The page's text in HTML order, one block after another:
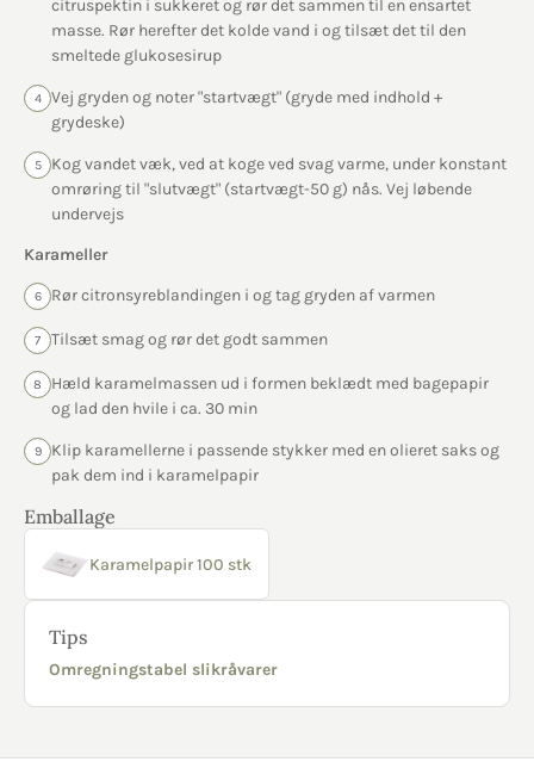
citruspektin i sukkeret og rør det sammen til en ensartet
masse. Rør herefter det kolde vand i og tilsæt det til den
smeltede glukosesirup
4
Vej gryden og noter "startvægt" (gryde med indhold +
grydeske)
5
Kog vandet væk, ved at koge ved svag varme, under konstant
omrøring til "slutvægt" (startvægt-50 g) nås. Vej løbende
undervejs
Karameller
6 Rør citronsyreblandingen i og tag gryden af varmen
7 Tilsæt smag og rør det godt sammen
8
Hæld karamelmassen ud i formen beklædt med bagepapir
og lad den hvile i ca. 30 min
9
Klip karamellerne i passende stykker med en olieret saks og
pak dem ind i karamelpapir
Emballage
Karamelpapir 100 stk
Tips
Omregningstabel slikråvarer